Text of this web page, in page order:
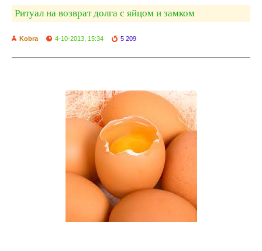
Ритуал на возврат долга с яйцом и замком
Kobra 4-10-2013, 15:34 5 209